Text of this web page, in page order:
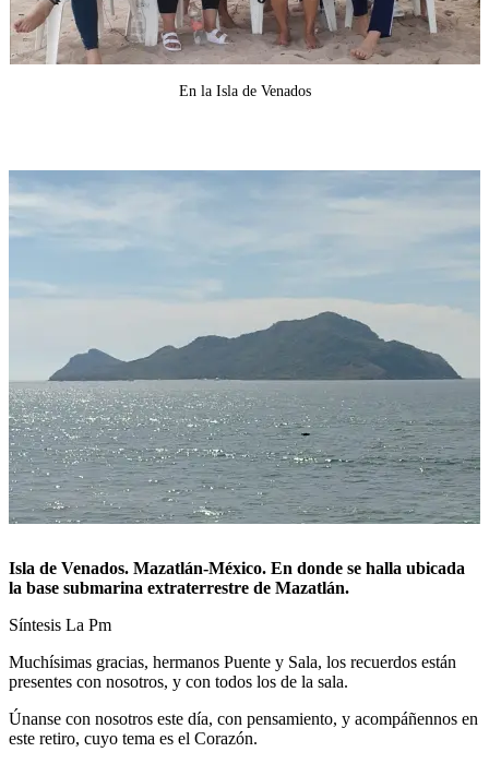
En la Isla de Venados
Isla de Venados. Mazatlán-México. En donde se halla ubicada
la base submarina extraterrestre de Mazatlán.
Síntesis La Pm
Muchísimas gracias, hermanos Puente y Sala, los recuerdos están
presentes con nosotros, y con todos los de la sala.
Únanse con nosotros este día, con pensamiento, y acompáñennos en
este retiro, cuyo tema es el Corazón.